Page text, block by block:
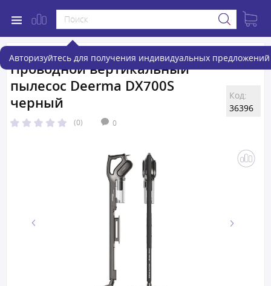
Авторизуйтесь для получения индивидуальных предложений
Проводной вертикальный
пылесос Deerma DX700S
черный
(0) 0
Код:
36396